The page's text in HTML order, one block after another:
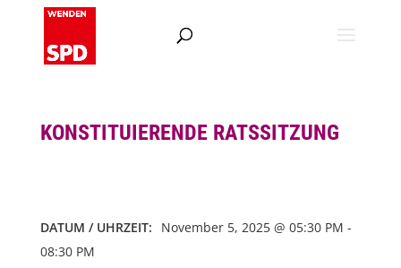
KONSTITUIERENDE RATSSITZUNG
DATUM / UHRZEIT:
November 5, 2025 @ 05:30 PM -
08:30 PM